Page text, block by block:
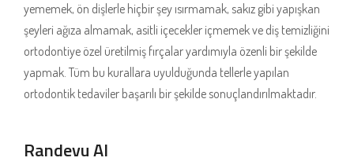
yememek, ön dişlerle hiçbir şey ısırmamak, sakız gibi yapışkan
şeyleri ağıza almamak, asitli içecekler içmemek ve diş temizliğini
ortodontiye özel üretilmiş fırçalar yardımıyla özenli bir şekilde
yapmak. Tüm bu kurallara uyulduğunda tellerle yapılan
ortodontik tedaviler başarılı bir şekilde sonuçlandırılmaktadır.
Randevu Al